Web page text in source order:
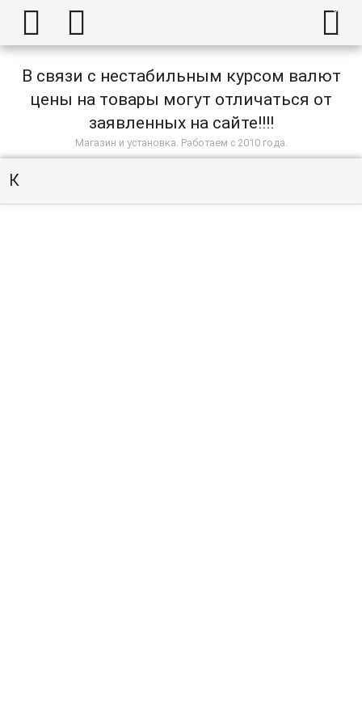
  
В связи с нестабильным курсом валют
цены на товары могут отличаться от
заявленных на сайте!!!!
Магазин и установка. Работаем с 2010 года.
К